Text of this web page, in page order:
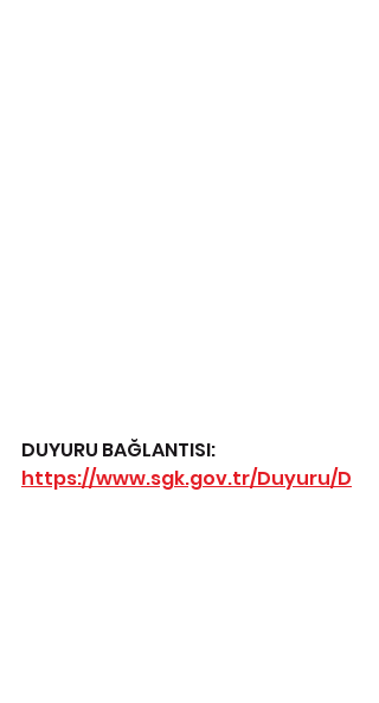
DUYURU BAĞLANTISI:
https://www.sgk.gov.tr/Duyuru/D